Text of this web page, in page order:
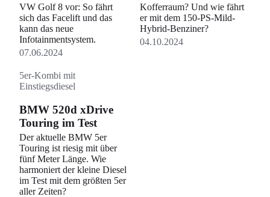
VW Golf 8 vor: So fährt
sich das Facelift und das
kann das neue
Infotainmentsystem.
07.06.2024
Kofferraum? Und wie fährt
er mit dem 150-PS-Mild-
Hybrid-Benziner?
04.10.2024
5er-Kombi mit
Einstiegsdiesel
BMW 520d xDrive
Touring im Test
Der aktuelle BMW 5er
Touring ist riesig mit über
fünf Meter Länge. Wie
harmoniert der kleine Diesel
im Test mit dem größten 5er
aller Zeiten?